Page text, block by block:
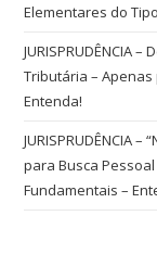
Elementares do
JURISPRUDÊNCIA
Tributária – Apenas
Entenda!
JURISPRUDÊNCIA
para Busca
Fundamentais –